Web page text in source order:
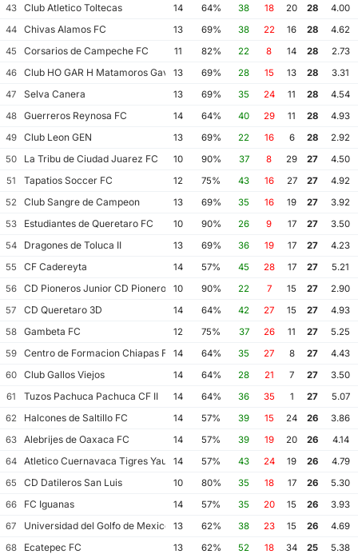
43
Club Atletico Toltecas 14 64% 38 18 20 28
4.00
44
Chivas Alamos FC 13 69% 38 22 16 28
4.62
45
Corsarios de Campeche FC 11 82% 22 8 14 28
2.73
46
Club HO GAR H Matamoros Gavilanes FC Matamoros II
13 69% 28 15 13 28
3.31
47
Selva Canera 13 69% 35 24 11 28
4.54
48
Guerreros Reynosa FC 14 64% 40 29 11 28
4.93
49
Club Leon GEN 13 69% 22 16 6 28
2.92
50
La Tribu de Ciudad Juarez FC 10 90% 37 8 29 27
4.50
51
Tapatios Soccer FC 12 75% 43 16 27 27
4.92
52
Club Sangre de Campeon 13 69% 35 16 19 27
3.92
53
Estudiantes de Queretaro FC 10 90% 26 9 17 27
3.50
54
Dragones de Toluca II 13 69% 36 19 17 27
4.23
55
CF Cadereyta 14 57% 45 28 17 27
5.21
56
CD Pioneros Junior CD Pioneros de Cancun II
10 90% 22 7 15 27
2.90
57
CD Queretaro 3D 14 64% 42 27 15 27
4.93
58
Gambeta FC 12 75% 37 26 11 27
5.25
59
Centro de Formacion Chiapas Futbol
14 64% 35 27 8 27
4.43
60
Club Gallos Viejos 14 64% 28 21 7 27
3.50
61
Tuzos Pachuca Pachuca CF II 14 64% 36 35 1 27
5.07
62
Halcones de Saltillo FC 14 57% 39 15 24 26
3.86
63
Alebrijes de Oaxaca FC 14 57% 39 19 20 26
4.14
64
Atletico Cuernavaca Tigres Yautepec
14 57% 43 24 19 26
4.79
65
CD Datileros San Luis 10 80% 35 18 17 26
5.30
66
FC Iguanas 14 57% 35 20 15 26
3.93
67
Universidad del Golfo de Mexico FC
13 62% 38 23 15 26
4.69
68
Ecatepec FC 13 62% 52 18 34 25
5.38